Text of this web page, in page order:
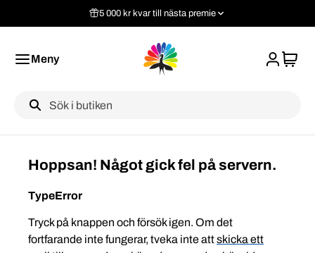
5 000 kr kvar till nästa premie
Meny
Label
Hoppsan! Något gick fel på servern.
TypeError
Tryck på knappen och försök igen. Om det
fortfarande inte fungerar, tveka inte attskicka ett